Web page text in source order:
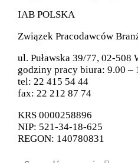
IAB POLSKA
Związek Pracodawców
ul. Puławska 39/77, 02-508
godziny pracy biura: 9.00 –
tel: 22 415 54 44
fax: 22 212 87 74
KRS 0000258896
NIP: 521-34-18-625
REGON: 140780831